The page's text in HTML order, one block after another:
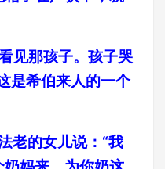
见那孩子。孩子哭
是希伯来人的一个
老的女儿说：“我